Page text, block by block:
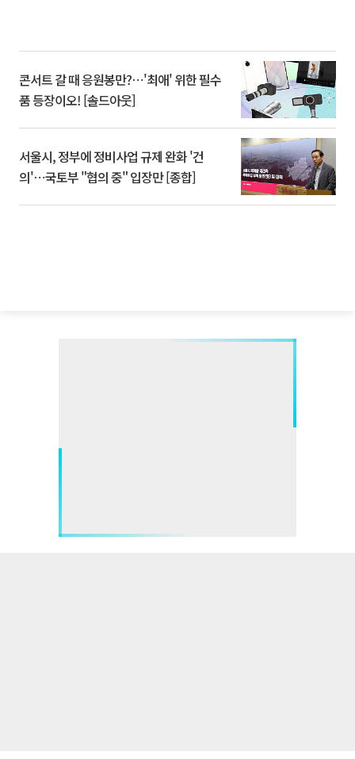
콘서트 갈 때 응원봉만?⋯'최애' 위한 필수
품 등장이오! [솔드아웃]
서울시, 정부에 정비사업 규제 완화 '건
의'⋯국토부 "협의 중" 입장만 [종합]